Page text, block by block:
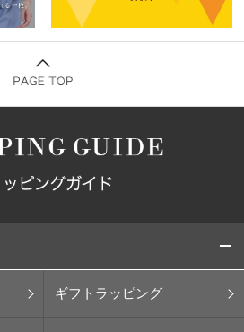
ギフトラッピング